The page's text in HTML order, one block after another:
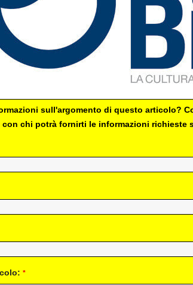
sull'argomento di questo articolo?
chi potrà fornirti le informazioni richieste
*